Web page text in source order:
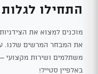
התחילו
מוכנים למצוא את
משתלמים ושירות מקצועי
באלפיין סטייל!